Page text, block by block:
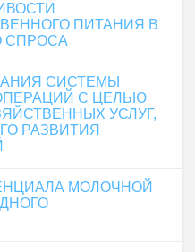
ПИТАНИЯ В
СПРОСА
СИСТЕМЫ
С ЦЕЛЬЮ
УСЛУГ,
РАЗВИТИЯ
МОЛОЧНОЙ